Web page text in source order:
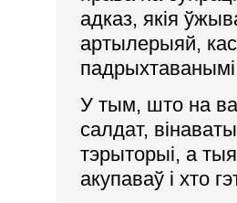
адказ, якія
артылерыяй,
У тым, што на
салдат,
тэрыторыі, а
акупаваў і хто